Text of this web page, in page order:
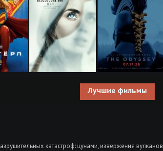
Лучшие фильмы
катастроф: цунами, извержения вулканов